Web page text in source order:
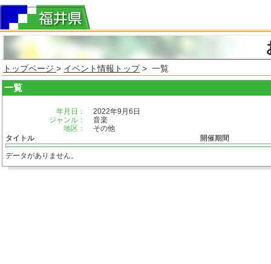
トップページ > イベント情報トップ> 一覧
一覧
年月日：
2022年9月6日
ジャンル：
音楽
地区：
その他
タイトル
開催期間
データがありません。